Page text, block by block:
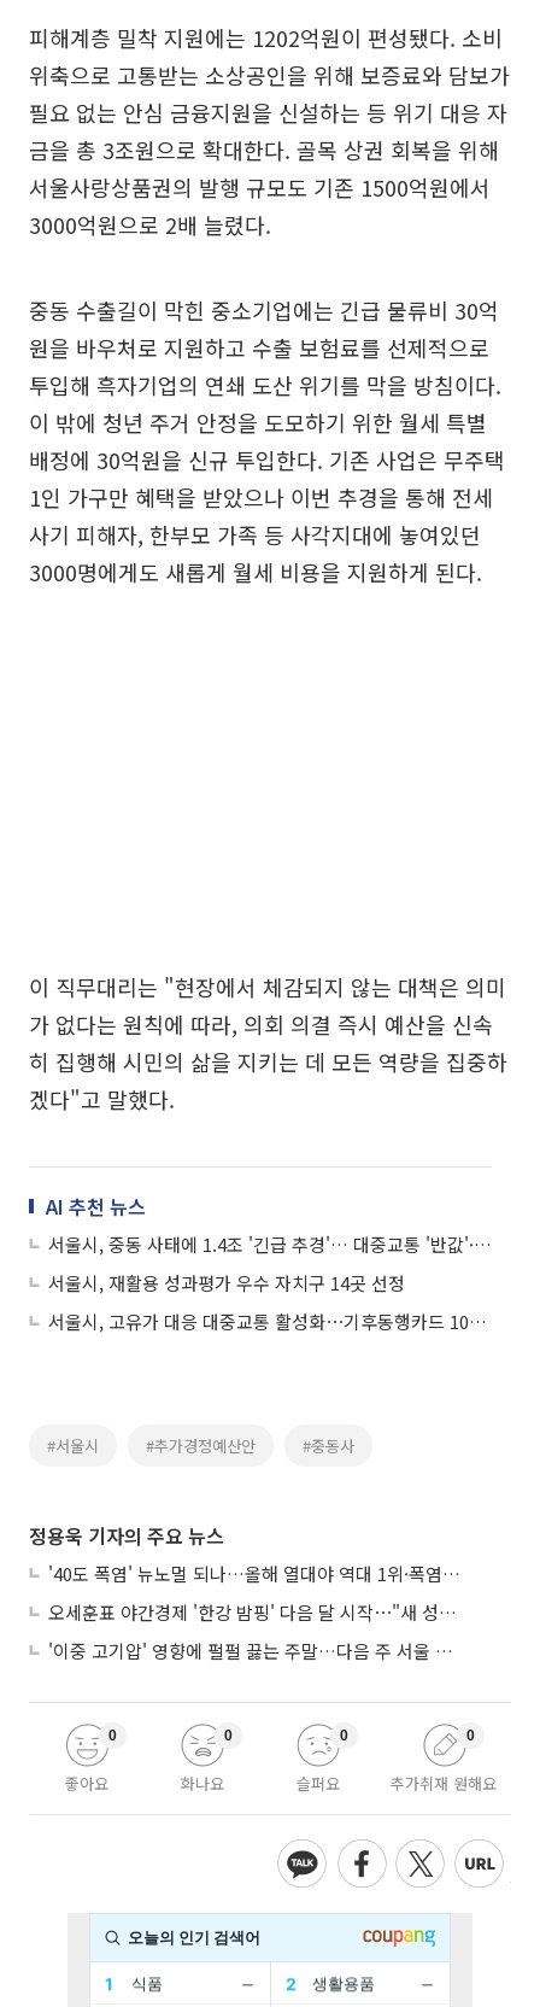
피해계층 밀착 지원에는 1202억원이 편성됐다. 소비
위축으로 고통받는 소상공인을 위해 보증료와 담보가
필요 없는 안심 금융지원을 신설하는 등 위기 대응 자
금을 총 3조원으로 확대한다. 골목 상권 회복을 위해
서울사랑상품권의 발행 규모도 기존 1500억원에서
3000억원으로 2배 늘렸다.
중동 수출길이 막힌 중소기업에는 긴급 물류비 30억
원을 바우처로 지원하고 수출 보험료를 선제적으로
투입해 흑자기업의 연쇄 도산 위기를 막을 방침이다.
이 밖에 청년 주거 안정을 도모하기 위한 월세 특별
배정에 30억원을 신규 투입한다. 기존 사업은 무주택
1인 가구만 혜택을 받았으나 이번 추경을 통해 전세
사기 피해자, 한부모 가족 등 사각지대에 놓여있던
3000명에게도 새롭게 월세 비용을 지원하게 된다.
이 직무대리는 "현장에서 체감되지 않는 대책은 의미
가 없다는 원칙에 따라, 의회 의결 즉시 예산을 신속
히 집행해 시민의 삶을 지키는 데 모든 역량을 집중하
겠다"고 말했다.
AI 추천 뉴스
서울시, 중동 사태에 1.4조 '긴급 추경'… 대중교통 '반값'·자치구 지원 '총력'
서울시, 재활용 성과평가 우수 자치구 14곳 선정
서울시, 고유가 대응 대중교통 활성화⋯기후동행카드 10% 페이백
#서울시 #추가경정예산안 #중동사
정용욱 기자의 주요 뉴스
'40도 폭염' 뉴노멀 되나…올해 열대야 역대 1위·폭염일수 평년 3배 넘어
오세훈표 야간경제 '한강 밤핑' 다음 달 시작⋯"새 성장동력 만들 것"
'이중 고기압' 영향에 펄펄 끓는 주말…다음 주 서울 포함 서쪽이 더 덥다
좋아요
0
화나요
0
슬퍼요
0
추가취재 원해요
0